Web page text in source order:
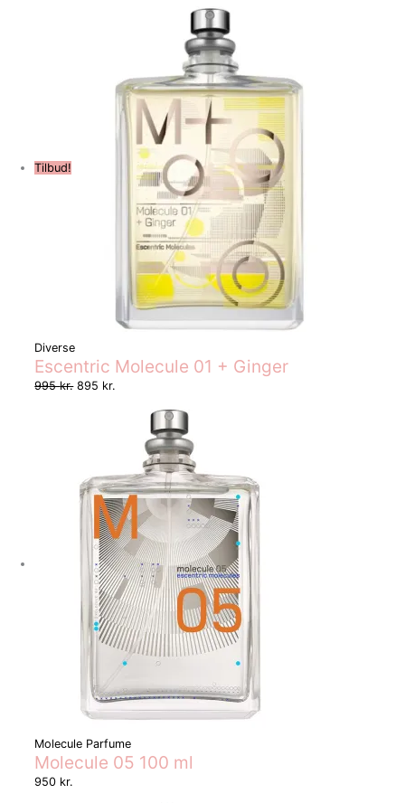
Tilbud!
Diverse
Escentric Molecule 01 + Ginger
995kr. 895 kr.
Molecule Parfume
Molecule 05 100 ml
950 kr.